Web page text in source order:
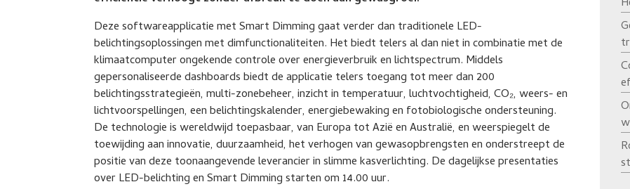
Deze softwareapplicatie met Smart Dimming gaat verder dan traditionele LED-
belichtingsoplossingen met dimfunctionaliteiten. Het biedt telers al dan niet in combinatie met de
klimaatcomputer ongekende controle over energieverbruik en lichtspectrum. Middels
gepersonaliseerde dashboards biedt de applicatie telers toegang tot meer dan 200
belichtingsstrategieën, multi-zonebeheer, inzicht in temperatuur, luchtvochtigheid, CO₂, weers- en
lichtvoorspellingen, een belichtingskalender, energiebewaking en fotobiologische ondersteuning.
De technologie is wereldwijd toepasbaar, van Europa tot Azië en Australië, en weerspiegelt de
toewijding aan innovatie, duurzaamheid, het verhogen van gewasopbrengsten en onderstreept de
positie van deze toonaangevende leverancier in slimme kasverlichting. De dagelijkse presentaties
over LED-belichting en Smart Dimming starten om 14.00 uur.